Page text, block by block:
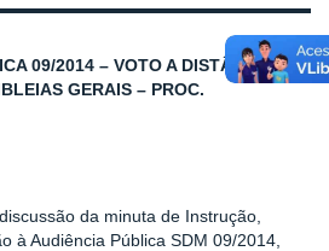
09/2014 – VOTO A DISTÂNCIA DE
GERAIS – PROC.
da minuta de Instrução,
à Audiência Pública SDM 09/2014,